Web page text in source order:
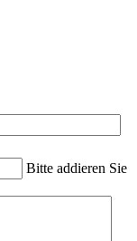
Bitte addieren Sie